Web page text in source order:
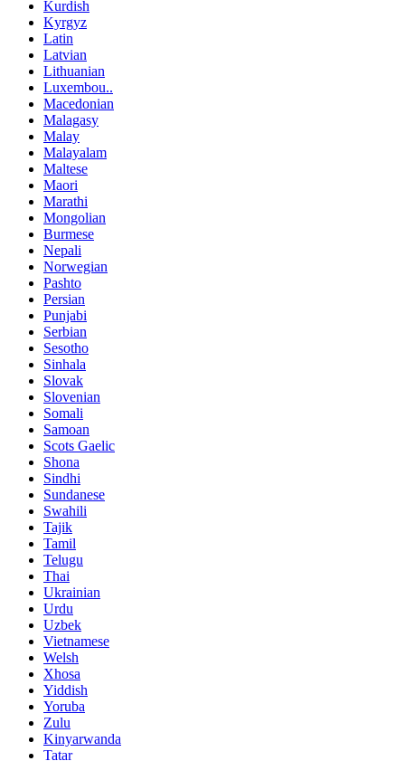
Kurdish
Kyrgyz
Latin
Latvian
Lithuanian
Luxembou..
Macedonian
Malagasy
Malay
Malayalam
Maltese
Maori
Marathi
Mongolian
Burmese
Nepali
Norwegian
Pashto
Persian
Punjabi
Serbian
Sesotho
Sinhala
Slovak
Slovenian
Somali
Samoan
Scots Gaelic
Shona
Sindhi
Sundanese
Swahili
Tajik
Tamil
Telugu
Thai
Ukrainian
Urdu
Uzbek
Vietnamese
Welsh
Xhosa
Yiddish
Yoruba
Zulu
Kinyarwanda
Tatar